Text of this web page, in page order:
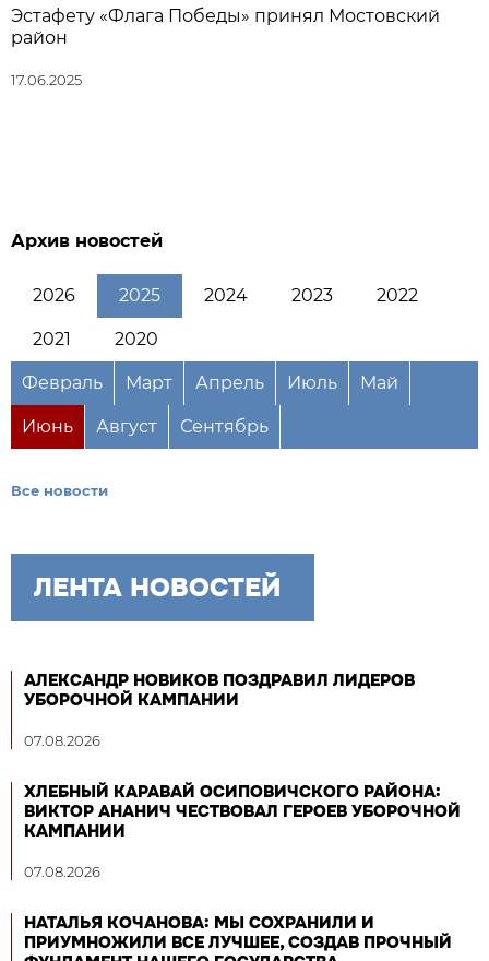
Эстафету «Флага Победы» принял Мостовский
район
17.06.2025
Архив новостей
2026 2025 2024 2023 2022
2021 2020
Февраль Март Апрель Июль Май
Июнь Август Сентябрь
Все новости
ЛЕНТА НОВОСТЕЙ
АЛЕКСАНДР НОВИКОВ ПОЗДРАВИЛ ЛИДЕРОВ
УБОРОЧНОЙ КАМПАНИИ
07.08.2026
ХЛЕБНЫЙ КАРАВАЙ ОСИПОВИЧСКОГО РАЙОНА:
ВИКТОР АНАНИЧ ЧЕСТВОВАЛ ГЕРОЕВ УБОРОЧНОЙ
КАМПАНИИ
07.08.2026
НАТАЛЬЯ КОЧАНОВА: МЫ СОХРАНИЛИ И
ПРИУМНОЖИЛИ ВСЕ ЛУЧШЕЕ, СОЗДАВ ПРОЧНЫЙ